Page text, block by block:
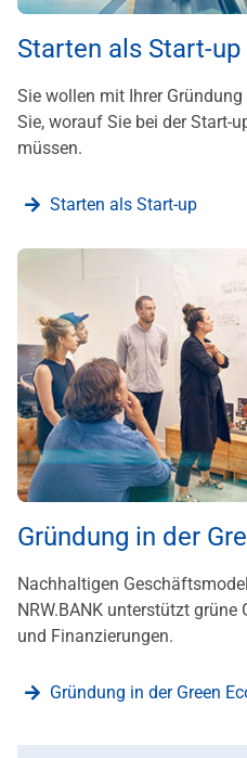
Starten als Start-up
Sie wollen mit Ihrer
Sie, worauf Sie bei der Start-
müssen.
Starten als Start-up
Gründung in der
Nachhaltigen
NRW.BANK unterstützt
und Finanzierungen.
Gründung in der Green